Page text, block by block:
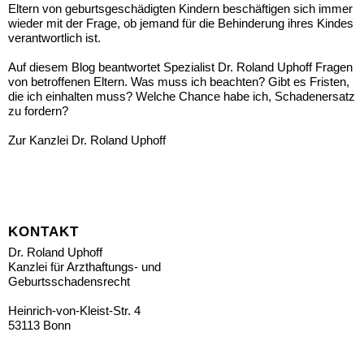
Eltern von geburtsgeschädigten Kindern beschäftigen sich immer
wieder mit der Frage, ob jemand für die Behinderung ihres Kindes
verantwortlich ist.
Auf diesem Blog beantwortet Spezialist Dr. Roland Uphoff Fragen
von betroffenen Eltern. Was muss ich beachten? Gibt es Fristen,
die ich einhalten muss? Welche Chance habe ich, Schadenersatz
zu fordern?
Zur Kanzlei Dr. Roland Uphoff
KONTAKT
Dr. Roland Uphoff
Kanzlei für Arzthaftungs- und
Geburtsschadensrecht
Heinrich-von-Kleist-Str. 4
53113 Bonn